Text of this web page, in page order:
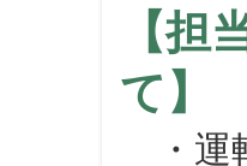
【担
て】
・運